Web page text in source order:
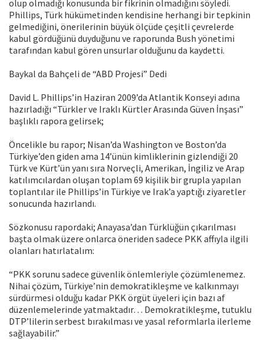
olup olmadığı konusunda bir fikrinin olmadığını söyledi.
Phillips, Türk hükümetinden kendisine herhangi bir tepkinin
gelmediğini, önerilerinin büyük ölçüde çeşitli çevrelerde
kabul gördüğünü duyduğunu ve raporunda Bush yönetimi
tarafından kabul gören unsurlar olduğunu da kaydetti.
Baykal da Bahçeli de “ABD Projesi” Dedi
David L. Phillips’in Haziran 2009’da Atlantik Konseyi adına
hazırladığı “Türkler ve Iraklı Kürtler Arasında Güven İnşası”
başlıklı rapora gelirsek;
Öncelikle bu rapor; Nisan’da Washington ve Boston’da
Türkiye’den giden ama 14’ünün kimliklerinin gizlendiği 20
Türk ve Kürt’ün yanı sıra Norveçli, Amerikan, İngiliz ve Arap
katılımcılardan oluşan toplam 69 kişilik bir grupla yapılan
toplantılar ile Phillips’in Türkiye ve Irak’a yaptığı ziyaretler
sonucunda hazırlandı.
Sözkonusu rapordaki; Anayasa’dan Türklüğün çıkarılması
başta olmak üzere onlarca öneriden sadece PKK affıyla ilgili
olanları hatırlatalım:
“PKK sorunu sadece güvenlik önlemleriyle çözümlenemez.
Nihai çözüm, Türkiye’nin demokratikleşme ve kalkınmayı
sürdürmesi olduğu kadar PKK örgüt üyeleri için bazı af
düzenlemelerinde yatmaktadır… Demokratikleşme, tutuklu
DTP’lilerin serbest bırakılması ve yasal reformlarla ilerleme
sağlayabilir.”